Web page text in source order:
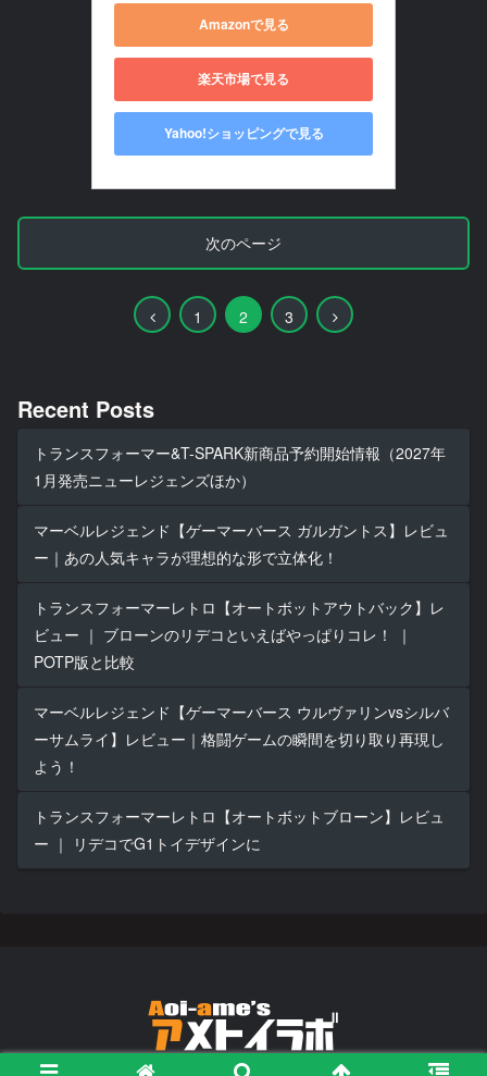
Amazonで見る
楽天市場で見る
Yahoo!ショッピングで見る
次のページ
前
1 2 3
次
Recent Posts
トランスフォーマー&T-SPARK新商品予約開始情報（2027年
1月発売ニューレジェンズほか）
マーベルレジェンド【ゲーマーバース ガルガントス】レビュ
ー｜あの人気キャラが理想的な形で立体化！
トランスフォーマーレトロ【オートボットアウトバック】レ
ビュー ｜ ブローンのリデコといえばやっぱりコレ！ ｜
POTP版と比較
マーベルレジェンド【ゲーマーバース ウルヴァリンvsシルバ
ーサムライ】レビュー｜格闘ゲームの瞬間を切り取り再現し
よう！
トランスフォーマーレトロ【オートボットブローン】レビュ
ー ｜ リデコでG1トイデザインに